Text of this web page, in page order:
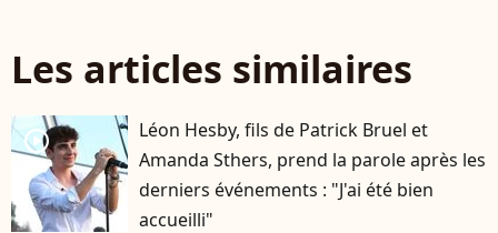
Les articles similaires
player2
Léon Hesby, fils de Patrick Bruel et
Amanda Sthers, prend la parole après les
derniers événements : "J'ai été bien
accueilli"